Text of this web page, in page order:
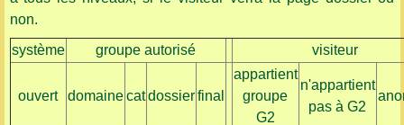
non.
système
groupe autorisé visiteur
ouvert domaine cat dossier final
appartient
groupe
G2
n'appartient
pas à G2